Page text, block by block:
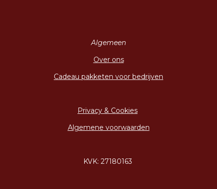
Algemeen
Over ons
Cadeau pakketen voor bedrijven
Privacy & Cookies
Algemene voorwaarden
KVK: 27180163